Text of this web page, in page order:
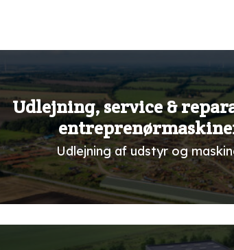
Udlejning, service &
Udlejning af udstyr og